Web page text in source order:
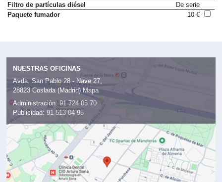
Filtro de partículas diésel
De serie
Paquete fumador
10 €
NUESTRAS OFICINAS
Avda. San Pablo 28 - Nave 27,
28823 Coslada (Madrid) Mapa
Administración: 91 724 05 70
Publicidad: 91 513 04 95